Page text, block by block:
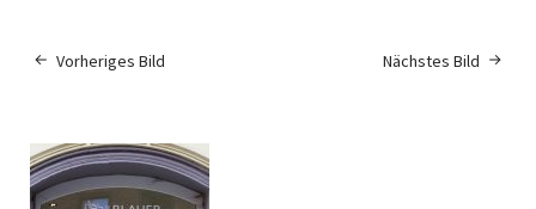
Nächstes Bild
Vorheriges Bild